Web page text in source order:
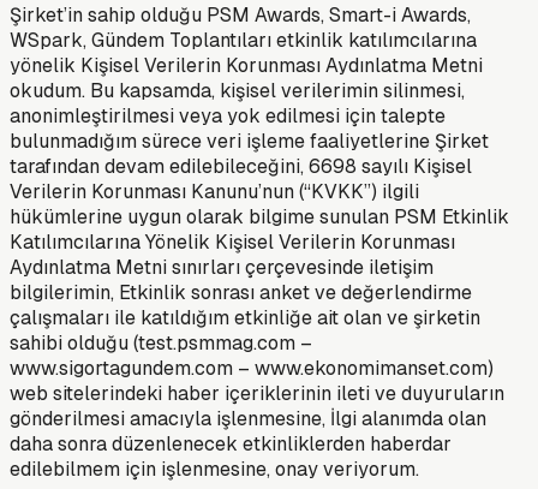
Şirket’in sahip olduğu PSM Awards, Smart-i Awards,
WSpark, Gündem Toplantıları etkinlik katılımcılarına
yönelik Kişisel Verilerin Korunması Aydınlatma Metni
okudum. Bu kapsamda, kişisel verilerimin silinmesi,
anonimleştirilmesi veya yok edilmesi için talepte
bulunmadığım sürece veri işleme faaliyetlerine Şirket
tarafından devam edilebileceğini, 6698 sayılı Kişisel
Verilerin Korunması Kanunu’nun (“KVKK”) ilgili
hükümlerine uygun olarak bilgime sunulan PSM Etkinlik
Katılımcılarına Yönelik Kişisel Verilerin Korunması
Aydınlatma Metni sınırları çerçevesinde iletişim
bilgilerimin, Etkinlik sonrası anket ve değerlendirme
çalışmaları ile katıldığım etkinliğe ait olan ve şirketin
sahibi olduğu (test.psmmag.com –
www.sigortagundem.com – www.ekonomimanset.com)
web sitelerindeki haber içeriklerinin ileti ve duyuruların
gönderilmesi amacıyla işlenmesine, İlgi alanımda olan
daha sonra düzenlenecek etkinliklerden haberdar
edilebilmem için işlenmesine, onay veriyorum.